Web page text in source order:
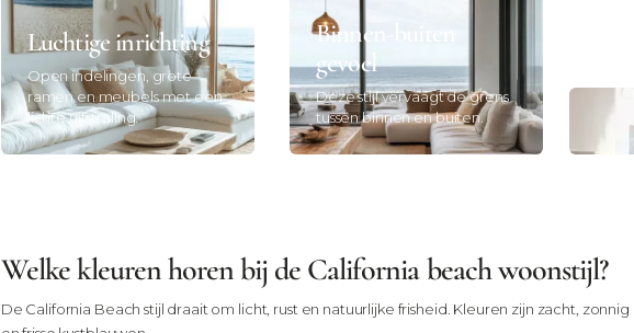
Luchtige inrichting
Open indelingen, grote
ramen en meubels met een
lichte uitstraling.
Binnen-buiten
gevoel
Deze stijl vervaagt de grens
tussen binnen en buiten.
Welke kleuren horen bij de California beach woonstijl?
De California Beach stijl draait om licht, rust en natuurlijke frisheid. Kleuren zijn zacht,